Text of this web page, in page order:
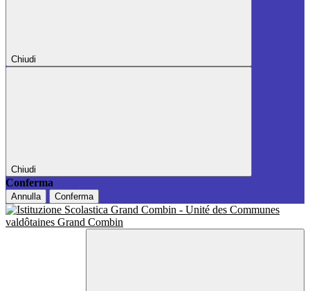
Chiudi
Chiudi
Conferma
Annulla Conferma